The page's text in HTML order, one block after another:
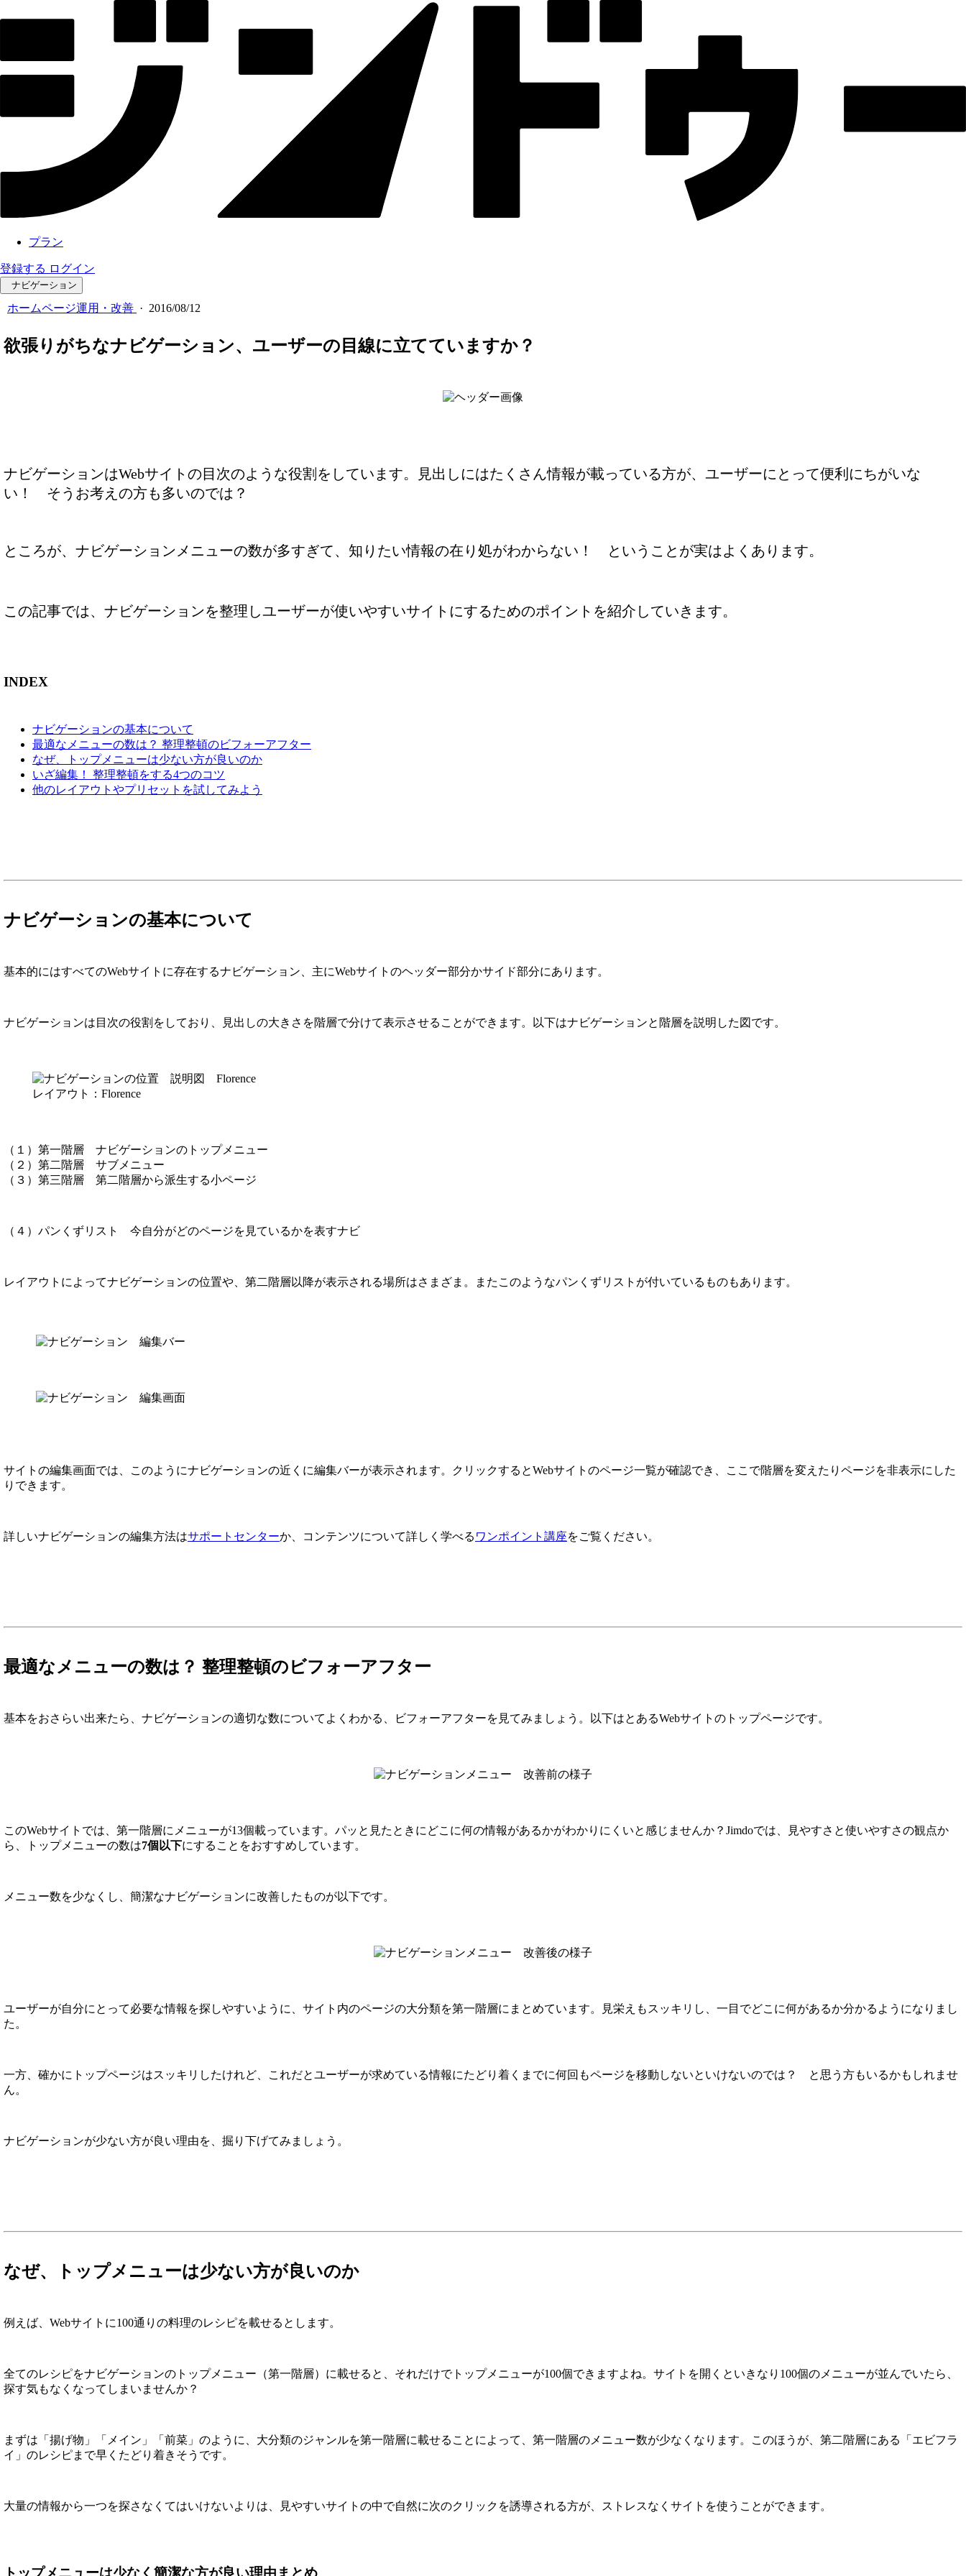
プラン
登録する ログイン
ナビゲーション
ホームページ運用・改善 · 2016/08/12
欲張りがちなナビゲーション、ユーザーの目線に立てていますか？
ナビゲーションはWebサイトの目次のような役割をしています。見出しにはたくさん情報が載っている方が、ユーザーにとって便利にちがいな
い！ そうお考えの方も多いのでは？
ところが、ナビゲーションメニューの数が多すぎて、知りたい情報の在り処がわからない！ ということが実はよくあります。
この記事では、ナビゲーションを整理しユーザーが使いやすいサイトにするためのポイントを紹介していきます。
INDEX
ナビゲーションの基本について
最適なメニューの数は？ 整理整頓のビフォーアフター
なぜ、トップメニューは少ない方が良いのか
いざ編集！ 整理整頓をする4つのコツ
他のレイアウトやプリセットを試してみよう
ナビゲーションの基本について
基本的にはすべてのWebサイトに存在するナビゲーション、主にWebサイトのヘッダー部分かサイド部分にあります。
ナビゲーションは目次の役割をしており、見出しの大きさを階層で分けて表示させることができます。以下はナビゲーションと階層を説明した図です。
レイアウト：Florence
（１）第一階層 ナビゲーションのトップメニュー
（２）第二階層 サブメニュー
（３）第三階層 第二階層から派生する小ページ
（４）パンくずリスト 今自分がどのページを見ているかを表すナビ
レイアウトによってナビゲーションの位置や、第二階層以降が表示される場所はさまざま。またこのようなパンくずリストが付いているものもあります。
サイトの編集画面では、このようにナビゲーションの近くに編集バーが表示されます。クリックするとWebサイトのページ一覧が確認でき、ここで階層を変えたりページを非表示にした
りできます。
詳しいナビゲーションの編集方法はサポートセンターか、コンテンツについて詳しく学べる ワンポイント講座をご覧ください。
最適なメニューの数は？ 整理整頓のビフォーアフター
基本をおさらい出来たら、ナビゲーションの適切な数についてよくわかる、ビフォーアフターを見てみましょう。以下はとあるWebサイトのトップページです。
このWebサイトでは、第一階層にメニューが13個載っています。パッと見たときにどこに何の情報があるかがわかりにくいと感じませんか？Jimdoでは、見やすさと使いやすさの観点か
ら、トップメニューの数は7個以下にすることをおすすめしています。
メニュー数を少なくし、簡潔なナビゲーションに改善したものが以下です。
ユーザーが自分にとって必要な情報を探しやすいように、サイト内のページの大分類を第一階層にまとめています。見栄えもスッキリし、一目でどこに何があるか分かるようになりまし
た。
一方、確かにトップページはスッキリしたけれど、これだとユーザーが求めている情報にたどり着くまでに何回もページを移動しないといけないのでは？ と思う方もいるかもしれませ
ん。
ナビゲーションが少ない方が良い理由を、掘り下げてみましょう。
なぜ、トップメニューは少ない方が良いのか
例えば、Webサイトに100通りの料理のレシピを載せるとします。
全てのレシピをナビゲーションのトップメニュー（第一階層）に載せると、それだけでトップメニューが100個できますよね。サイトを開くといきなり100個のメニューが並んでいたら、
探す気もなくなってしまいませんか？
まずは「揚げ物」「メイン」「前菜」のように、大分類のジャンルを第一階層に載せることによって、第一階層のメニュー数が少なくなります。このほうが、第二階層にある「エビフラ
イ」のレシピまで早くたどり着きそうです。
大量の情報から一つを探さなくてはいけないよりは、見やすいサイトの中で自然に次のクリックを誘導される方が、ストレスなくサイトを使うことができます。
トップメニューは少なく簡潔な方が良い理由まとめ